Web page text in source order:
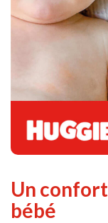
Un
bébé